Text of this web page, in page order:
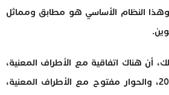
النظام الأساسي هو مطابق ومماثل
أن هناك اتفاقية مع الأطراف المعنية،
وقعت بتاريخ 10 ماي 2019، والحوار مفتوح مع الأطراف المعنية،